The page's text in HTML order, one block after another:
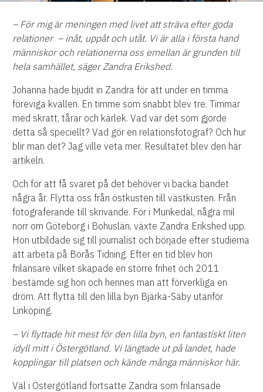
– För mig är meningen med livet att sträva efter goda
relationer – inåt, uppåt och utåt. Vi är alla i första hand
människor och relationerna oss emellan är grunden till
hela samhället, säger Zandra Erikshed.
Johanna hade bjudit in Zandra för att under en timma
föreviga kvällen. En timme som snabbt blev tre. Timmar
med skratt, tårar och kärlek. Vad var det som gjorde
detta så speciellt? Vad gör en relationsfotograf? Och hur
blir man det? Jag ville veta mer. Resultatet blev den här
artikeln.
Och för att få svaret på det behöver vi backa bandet
några år. Flytta oss från östkusten till västkusten. Från
fotograferande till skrivande. För i Munkedal, några mil
norr om Göteborg i Bohuslän, växte Zandra Erikshed upp.
Hon utbildade sig till journalist och började efter studierna
att arbeta på Borås Tidning. Efter en tid blev hon
frilansare vilket skapade en större frihet och 2011
bestämde sig hon och hennes man att förverkliga en
dröm. Att flytta till den lilla byn Bjärka-Säby utanför
Linköping.
– Vi flyttade hit mest för den lilla byn, en fantastiskt liten
idyll mitt i Östergötland. Vi längtade ut på landet, hade
kopplingar till platsen och kände många människor här.
Väl i Östergötland fortsatte Zandra som frilansade